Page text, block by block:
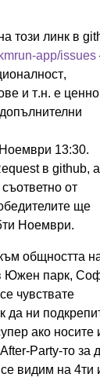
този линк в
app/issues
и т.н. е
13:30.
в github, а
от
ще
Ноември.
общността
Южен парк,
чувствате
да ни
ако носите
Party-то за
видим на 4ти